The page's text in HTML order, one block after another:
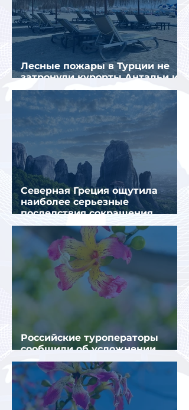
Лесные пожары в Турции не
затронули курорты Антальи и
Муглы
Северная Греция ощутила
наиболее серьезные
последствия сокращения
турпотока из России
Российские туроператоры
сообщили об усложнении
получения виз в Грецию